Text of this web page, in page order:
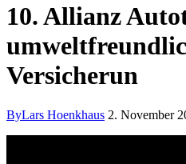
10. Allianz
Versicherun
ByLars Hoenkhaus 2. November